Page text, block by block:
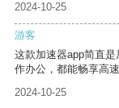
2024-10-25
游客
这款加速器app简直
作办公，都能畅享高
2024-10-25